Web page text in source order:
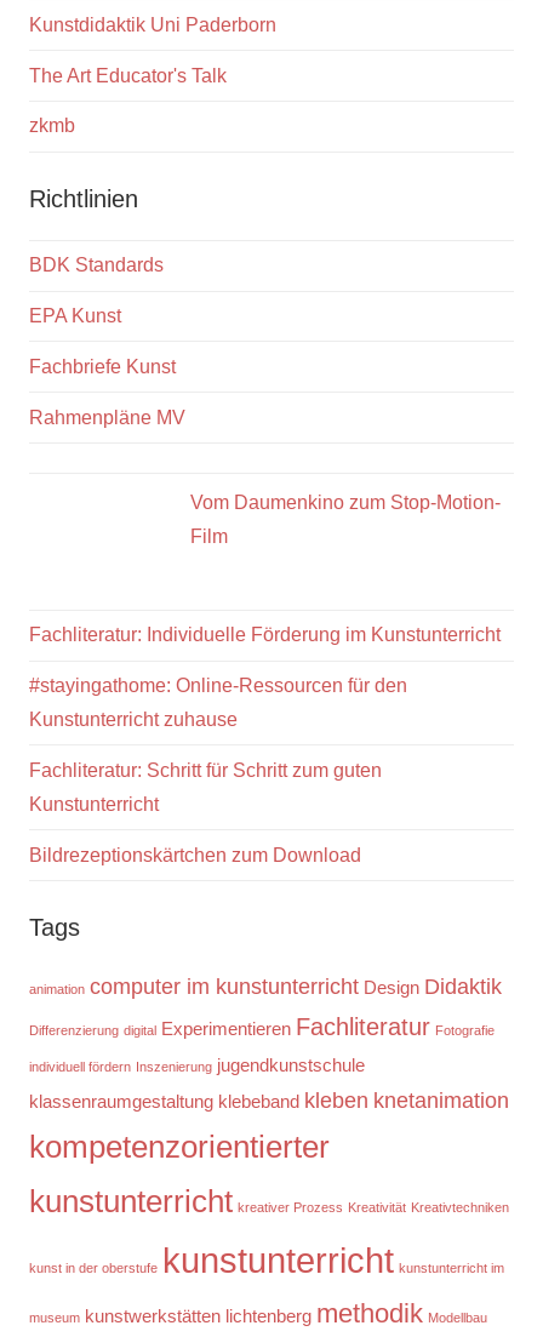
Kunstdidaktik Uni Paderborn
The Art Educator's Talk
zkmb
Richtlinien
BDK Standards
EPA Kunst
Fachbriefe Kunst
Rahmenpläne MV
Vom Daumenkino zum Stop-Motion-
Film
Fachliteratur: Individuelle Förderung im Kunstunterricht
#stayingathome: Online-Ressourcen für den
Kunstunterricht zuhause
Fachliteratur: Schritt für Schritt zum guten
Kunstunterricht
Bildrezeptionskärtchen zum Download
Tags
animation computer im kunstunterricht Design Didaktik
Differenzierung digital Experimentieren Fachliteratur Fotografie
individuell fördern Inszenierung jugendkunstschule
klassenraumgestaltung klebeband kleben knetanimation
kompetenzorientierter
kunstunterricht kreativer Prozess Kreativität Kreativtechniken
kunst in der oberstufe kunstunterricht kunstunterricht im
museum kunstwerkstätten lichtenberg methodik Modellbau